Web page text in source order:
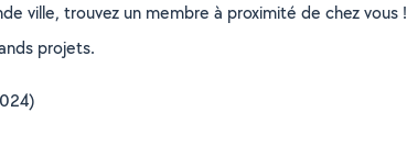
ville, trouvez un membre à proximité de chez vous !
projets.